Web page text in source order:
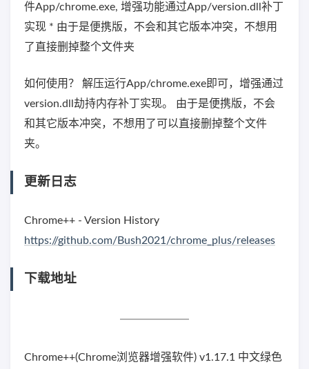
件App/chrome.exe, 增强功能通过App/version.dll补丁
实现 * 由于是便携版，不会和其它版本冲突，不想用
了直接删掉整个文件夹
如何使用？ 解压运行App/chrome.exe即可，增强通过
version.dll劫持内存补丁实现。 由于是便携版，不会
和其它版本冲突，不想用了可以直接删掉整个文件
夹。
更新日志
Chrome++ - Version History
https://github.com/Bush2021/chrome_plus/releases
下载地址
Chrome++(Chrome浏览器增强软件) v1.17.1 中文绿色